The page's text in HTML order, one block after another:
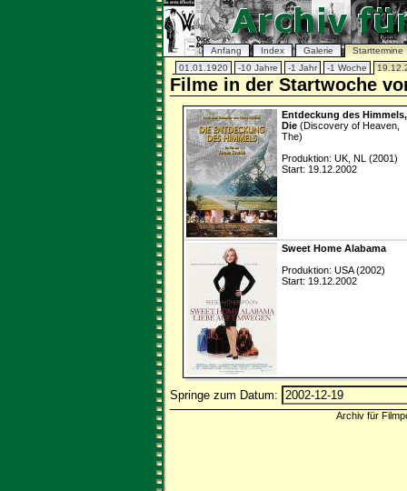
Anfang Index Galerie
Starttermine
01.01.1920
-10 Jahre -1 Jahr -1 Woche
Filme in der Startwoche
Entdeckung des Himmels,
Die (Discovery of Heaven,
The)
Produktion: UK, NL (2001)
Start: 19.12.2002
Sweet Home Alabama
Produktion: USA (2002)
Start: 19.12.2002
Springe zum Datum:
Archiv für